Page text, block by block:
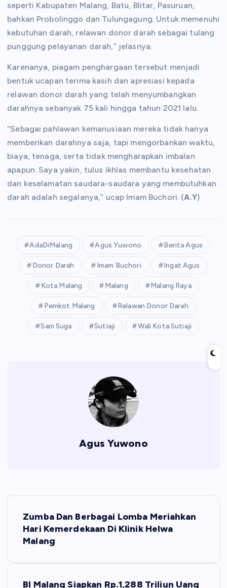
seperti Kabupaten Malang, Batu, Blitar, Pasuruan,
bahkan Probolinggo dan Tulungagung. Untuk memenuhi
kebutuhan darah, relawan donor darah sebagai tulang
punggung pelayanan darah,” jelasnya.
Karenanya, piagam penghargaan tersebut menjadi
bentuk ucapan terima kasih dan apresiasi kepada
relawan donor darah yang telah menyumbangkan
darahnya sebanyak 75 kali hingga tahun 2021 lalu.
“Sebagai pahlawan kemanusiaan mereka tidak hanya
memberikan darahnya saja, tapi mengorbankan waktu,
biaya, tenaga, serta tidak mengharapkan imbalan
apapun. Saya yakin, tulus ikhlas membantu kesehatan
dan keselamatan saudara-saudara yang membutuhkan
darah adalah segalanya,” ucap Imam Buchori. (A.Y)
AdaDiMalang Agus Yuwono Berita Agus
Donor Darah Imam Buchori Ingat Agus
Kota Malang Malang Malang Raya
Pemkot Malang Relawan Donor Darah
Sam Suga Sutiaji Wali Kota Sutiaji
Agus Yuwono
Zumba Dan Berbagai Lomba Meriahkan
Hari Kemerdekaan Di Klinik Helwa
Malang
BI Malang Siapkan Rp.1,288 Triliun Uang